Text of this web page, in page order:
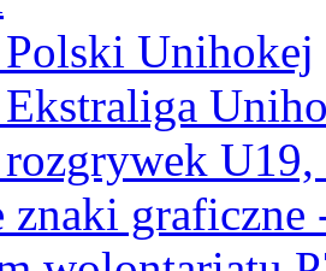
Unihokej
znaki graficzne